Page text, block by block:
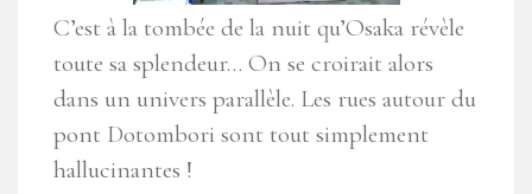
C’est à la tombée de la nuit qu’Osaka révèle
toute sa splendeur… On se croirait alors
dans un univers parallèle. Les rues autour du
pont Dotombori sont tout simplement
hallucinantes !